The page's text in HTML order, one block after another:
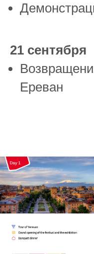
21 сентября
Ереван